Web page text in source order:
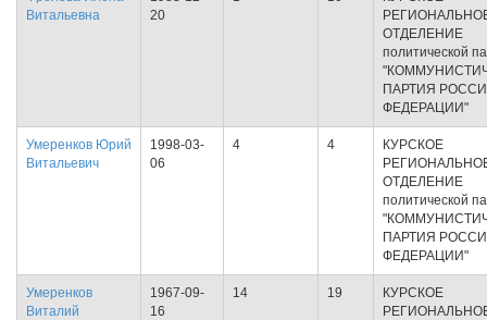
Витальевна
20
ОТДЕЛЕНИЕ
политической
ПАРТИЯ
ФЕДЕРАЦИИ"
Умеренков Юрий
Витальевич
1998-03-
06
4 4
КУРСКОЕ
ОТДЕЛЕНИЕ
политической
ПАРТИЯ
ФЕДЕРАЦИИ"
Умеренков
Виталий
1967-09-
16
14 19
КУРСКОЕ